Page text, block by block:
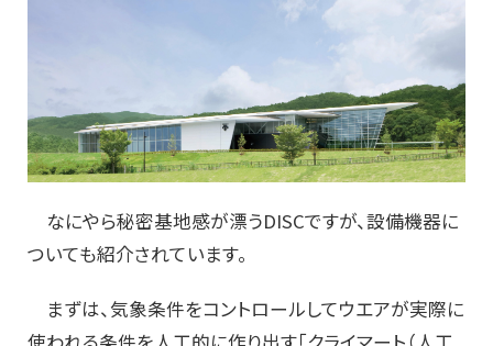
なにやら秘密基地感が漂うDISCですが、設備機器に
ついても紹介されています。
まずは、気象条件をコントロールしてウエアが実際に